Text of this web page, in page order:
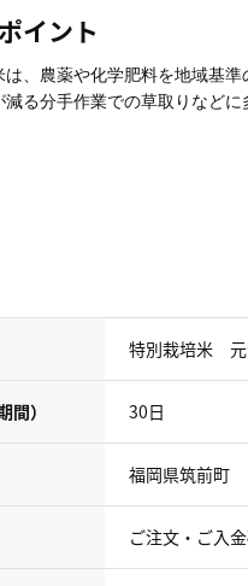
イント
は、農薬や化学肥料を地域基
減る分手作業での草取りなど
特別栽培米
間） 30日
福岡県筑前町
ご注文・ご入